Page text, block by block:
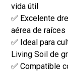
vida útil
✅ Excelente
aérea de raíces
✅ Ideal para
Living Soil de
✅ Compatible